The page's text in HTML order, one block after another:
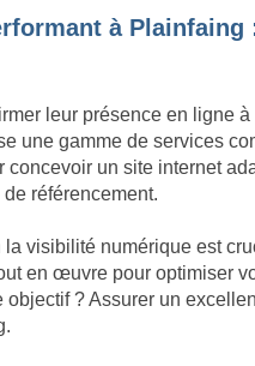
à Plainfaing
leur présence en ligne
une gamme de services
un site internet
référencement.
visibilité numérique est
en œuvre pour optimiser
? Assurer un